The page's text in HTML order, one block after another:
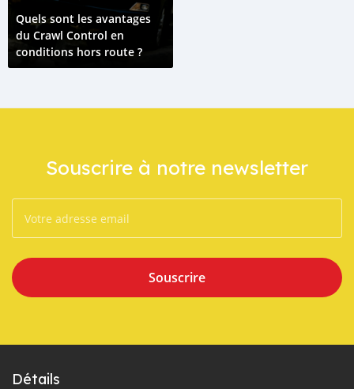
Quels sont les avantages
du Crawl Control en
conditions hors route ?
Souscrire à notre newsletter
Souscrire
Détails